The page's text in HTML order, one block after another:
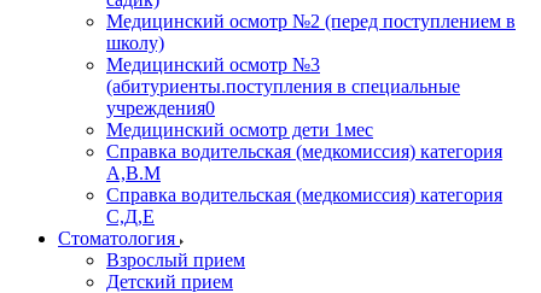
Медицинский осмотр №2 (перед поступлением в
школу)
Медицинский осмотр №3
(абитуриенты.поступления в специальные
учреждения0
Медицинский осмотр дети 1мес
Справка водительская (медкомиссия) категория
А,В.М
Справка водительская (медкомиссия) категория
С,Д,Е
Стоматология
Взрослый прием
Детский прием